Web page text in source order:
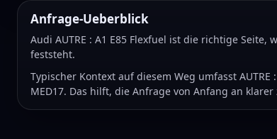
Anfrage-Ueberblick
Audi AUTRE : A1 E85 Flexfuel ist die richtige
feststeht.
Typischer Kontext auf diesem Weg umfasst AUTRE
MED17. Das hilft, die Anfrage von Anfang an klarer